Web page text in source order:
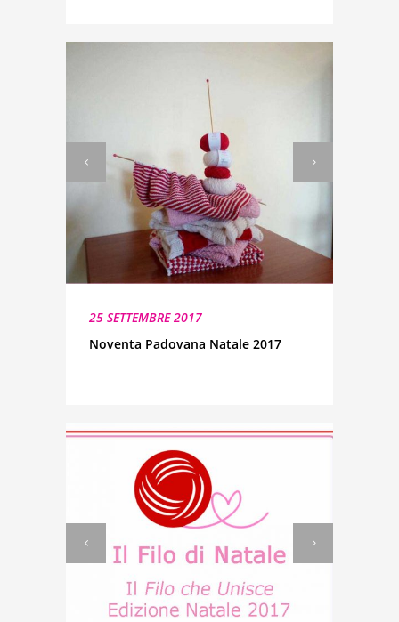
25 SETTEMBRE 2017
Noventa Padovana Natale 2017